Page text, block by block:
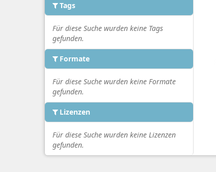
Tags
Für diese Suche wurden keine Tags
gefunden.
Formate
Für diese Suche wurden keine Formate
gefunden.
Lizenzen
Für diese Suche wurden keine Lizenzen
gefunden.